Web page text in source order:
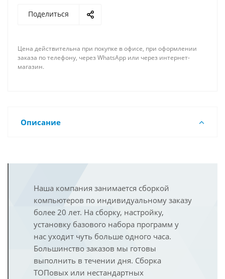
Поделиться
Цена действительна при покупке в офисе, при оформлении
заказа по телефону, через WhatsApp или через интернет-
магазин.
Описание
Наша компания занимается сборкой
компьютеров по индивидуальному заказу
более 20 лет. На сборку, настройку,
установку базового набора программ у
нас уходит чуть больше одного часа.
Большинство заказов мы готовы
выполнить в течении дня. Сборка
ТОПовых или нестандартных